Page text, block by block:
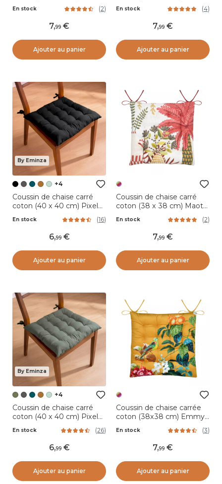
En stock (2)
7,99
Ajouter au panier
En stock (4)
7,99
Ajouter au panier
By Eminza
+4
Coussin de chaise carré
coton (40 x 40 cm) Pixel
En stock (16)
6,99
Ajouter au panier
Coussin de chaise carré
coton (38 x 38 cm) Maota
En stock (2)
7,99
Ajouter au panier
By Eminza
+4
Coussin de chaise carré
coton (40 x 40 cm) Pixel
En stock (26)
6,99
Ajouter au panier
Coussin de chaise carrée
coton (38x38 cm) Emmy
En stock (3)
7,99
Ajouter au panier